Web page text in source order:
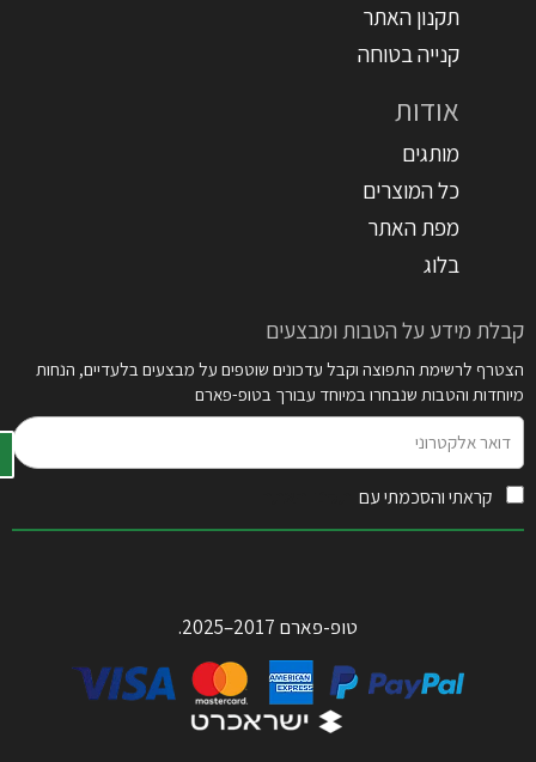
תקנון האתר
קנייה בטוחה
אודות
מותגים
כל המוצרים
מפת האתר
בלוג
קבלת מידע על הטבות ומבצעים
הצטרף לרשימת התפוצה וקבל עדכונים שוטפים על מבצעים בלעדיים, הנחות
מיוחדות והטבות שנבחרו במיוחד עבורך בטופ-פארם
אלקטרוני
קראתי והסכמתי עם
טופ-פארם 2017–2025.